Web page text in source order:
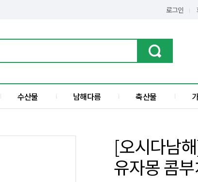
로그인
수산물 남해다름 축산물
전
액
[오시다남
유자몽 콤